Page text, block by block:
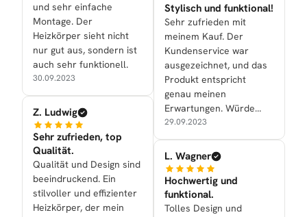
und sehr einfache
Montage. Der
Heizkörper sieht nicht
nur gut aus, sondern ist
auch sehr funktionell.
30.09.2023
Z. Ludwig
Sehr zufrieden, top
Qualität.
Qualität und Design sind
beeindruckend. Ein
stilvoller und effizienter
Heizkörper, der mein
Stylisch und funktional!
Sehr zufrieden mit
meinem Kauf. Der
Kundenservice war
ausgezeichnet, und das
Produkt entspricht
genau meinen
Erwartungen. Würde
definitiv
weiterempfehlen.
29.09.2023
L. Wagner
Hochwertig und
funktional.
Tolles Design und